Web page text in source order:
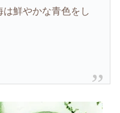
鮮やかな青色をし